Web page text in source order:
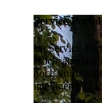
Service-Portal
Im Service-
noch
intelligente